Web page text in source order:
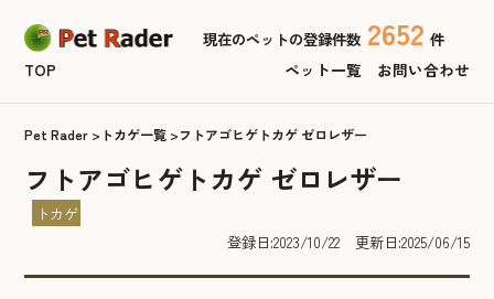
現在のペットの登録件数 2652 件
TOP
ペット一覧 お問い合わせ
Pet Rader トカゲ一覧 フトアゴヒゲトカゲ ゼロレザー
フトアゴヒゲトカゲ ゼロレザー
トカゲ
登録日:2023/10/22
更新日:2025/06/15